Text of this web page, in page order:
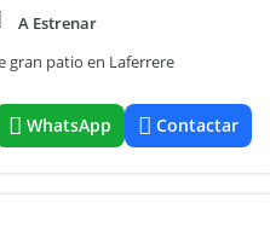
A Estrenar
gran patio en Laferrere
WhatsApp Contactar